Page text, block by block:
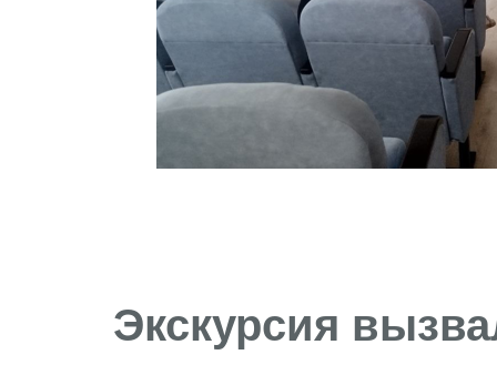
Экскурсия